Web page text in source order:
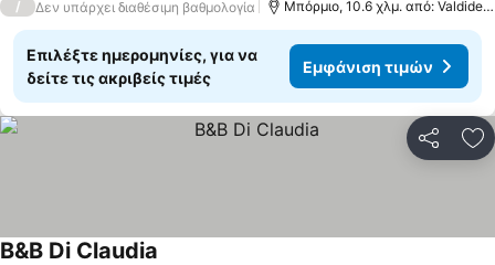
/ Δεν υπάρχει διαθέσιμη βαθμολογία Μπόρμιο, 10.6 χλμ. από: Valdidentro
Επιλέξτε ημερομηνίες, για να
δείτε τις ακριβείς τιμές
Εμφάνιση τιμών
B&B Di Claudia